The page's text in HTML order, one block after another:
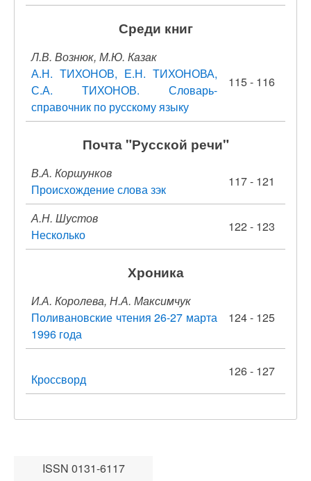
Среди книг
Л.В. Вознюк, М.Ю. Казак
А.Н. ТИХОНОВ, Е.Н. ТИХОНОВА,
С.А. ТИХОНОВ. Словарь-
справочник по русскому языку
115 - 116
Почта "Русской речи"
В.А. Коршунков
Происхождение слова зэк
117 - 121
А.Н. Шустов
Несколько
122 - 123
Хроника
И.А. Королева, Н.А. Максимчук
Поливановские чтения 26-27 марта
1996 года
124 - 125
Кроссворд
126 - 127
ISSN 0131-6117